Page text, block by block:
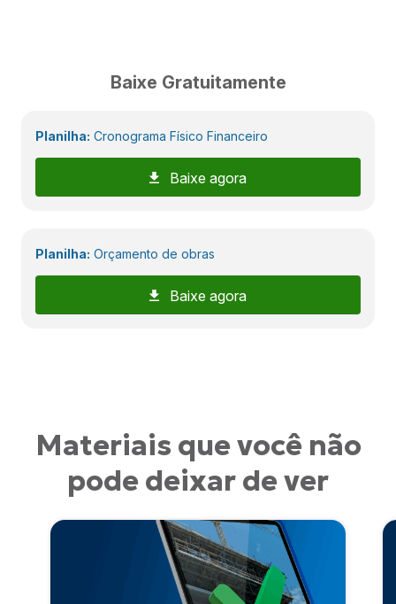
Baixe Gratuitamente
Planilha: Cronograma Físico Financeiro
Baixe agora
Planilha: Orçamento de obras
Baixe agora
Materiais que você não
pode deixar de ver